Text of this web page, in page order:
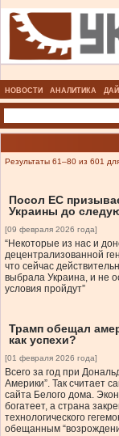
НОВОСТИ АНАЛИТИКА
Результаты 61–80 из 601
Посол ЕС
Украины до
[09 февраля 2026 года]
“Некоторые из нас и
децентрализованной
что сейчас
выбрала Украина, и не
условия пройдут”
Трамп обещал
как успехи?
[01 февраля 2026 года]
Всего за год при
Америки”. Так считает
сайта Белого дома.
богатеет, а страна
технологического
обещанным